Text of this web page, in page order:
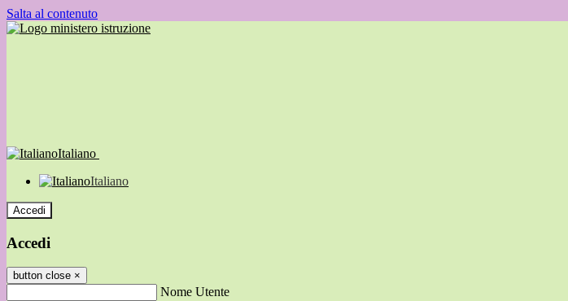
Salta al contenuto
Italiano
Italiano
Accedi
Accedi
button close ×
Nome Utente